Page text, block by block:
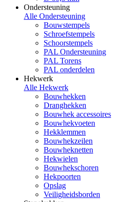
Ondersteuning
Alle Ondersteuning
Bouwstempels
Schroefstempels
Schoorstempels
PAL Ondersteuning
PAL Torens
PAL onderdelen
Hekwerk
Alle Hekwerk
Bouwhekken
Dranghekken
Bouwhek accessoires
Bouwhekvoeten
Hekklemmen
Bouwhekzeilen
Bouwheknetten
Hekwielen
Bouwhekschoren
Hekpoorten
Opslag
Veiligheidsborden